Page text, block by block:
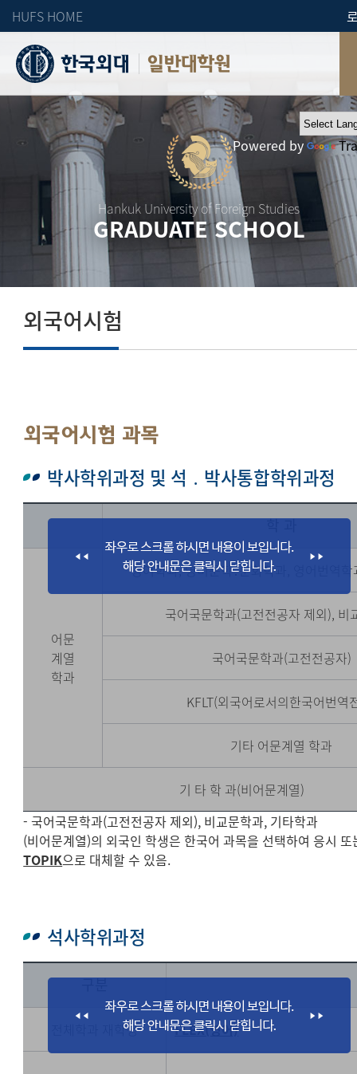
HUFS HOME
일반대학원
Hankuk University of Foreign Studies
GRADUATE SCHOOL
Powered by
외국어시험
외국어시험 과목
박사학위과정 및 석 ․ 박사통합학위과정
학 과
어문
계열
학과
영어학과, 영미문학․문화학과, 영어번역학
국어국문학과(고전전공자 제외), 비
국어국문학과(고전전공자)
KFLT(외국어로서의한국어번역
기타 어문계열 학과
기 타 학 과(비어문계열)
- 국어국문학과(고전전공자 제외), 비교문학과, 기타학과
(비어문계열)의 외국인 학생은 한국어 과목을 선택하여 응시 또
TOPIK으로 대체할 수 있음.
석사학위과정
구분
전체학과 재학생 FLEX(영어)